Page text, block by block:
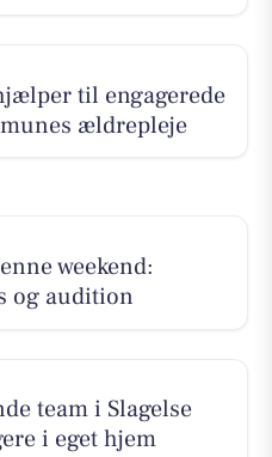
til engagerede
ældrepleje
weekend:
og audition
team i Slagelse
i eget hjem